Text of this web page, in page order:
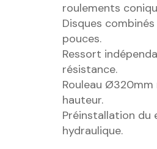
roulements
Disques
pouces.
Ressort
résistance.
Rouleau Ø320mm
hauteur.
Préinstallation du
hydraulique.